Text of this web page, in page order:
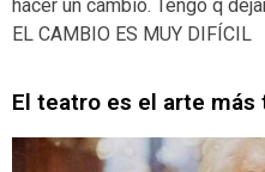
hacer un cambio. Tengo q
EL CAMBIO ES MUY DIFÍCIL
El teatro es el arte más